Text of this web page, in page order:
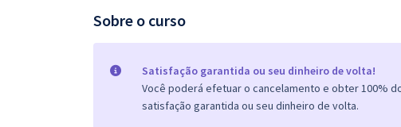
Sobre o curso
Satisfação garantida ou seu dinheiro de volta!
Você poderá efetuar o cancelamento e obter 100%
satisfação garantida ou seu dinheiro de volta.